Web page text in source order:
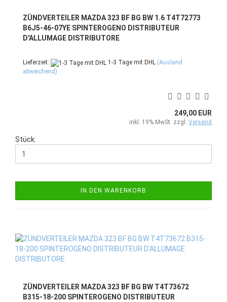
ZÜNDVERTEILER MAZDA 323 BF BG BW 1.6 T4T72773
B6J5-46-07YE SPINTEROGENO DISTRIBUTEUR
D'ALLUMAGE DISTRIBUTORE
Lieferzeit: 1-3 Tage mit DHL (Ausland
abweichend)
249,00 EUR
inkl. 19% MwSt. zzgl. Versand
Stück:
IN DEN WARENKORB
ZÜNDVERTEILER MAZDA 323 BF BG BW T4T73672
B315-18-200 SPINTEROGENO DISTRIBUTEUR